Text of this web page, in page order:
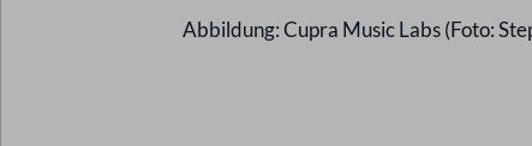
Abbildung: Cupra Music Labs (Foto: